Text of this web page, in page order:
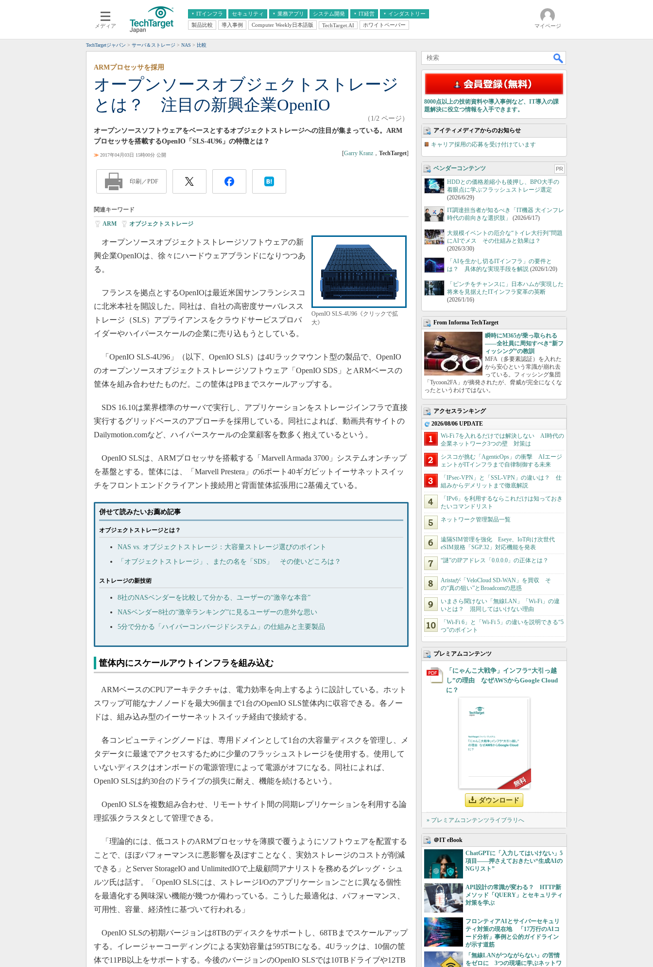
メディア
ITインフラ
クラウド
スマートモバイル
ネットワーク
システム運用管理
セキュリティ 業務アプリ
エンタープライズAI
ERP
情報系システム
システム開発 IT経営
経営とIT
インダストリー
医療IT
製品比較 導入事例 Computer Weekly日本語版 TechTarget.AI ホワイトペーパー マイページ
TechTargetジャパン サーバ＆ストレージ NAS 比較
オープンソースオブジェクトストレージ
とは？ 注目の新興企業OpenIO
ARMプロセッサを採用
（1/2 ページ）
オープンソースソフトウェアをベースとするオブジェクトストレージへの注目が集まっている。ARM
プロセッサを搭載するOpenIO「SLS-4U96」の特徴とは？
≫ 2017年04月03日 15時00分 公開 [Garry Kranz ， TechTarget]
印刷／PDF
関連キーワード
ARM オブジェクトストレージ
OpenIO SLS-4U96《クリックで拡
大》
オープンソースオブジェクトストレージソフトウェアの新
興企業OpenIOは、徐々にハードウェアブランドになりつつあ
る。
フランスを拠点とするOpenIOは最近米国サンフランシスコ
に北米本社を開設した。同社は、自社の高密度サーバレスス
トレージ（SLS）アプライアンスをクラウドサービスプロバ
イダーやハイパースケールの企業に売り込もうとしている。
「OpenIO SLS-4U96」（以下、OpenIO SLS）は4Uラックマウント型の製品で、OpenIO
のオープンソースオブジェクトストレージソフトウェア「OpenIO SDS」とARMベースの
筐体を組み合わせたものだ。この筐体はPBまでスケールアップする。
SDS 16.10は業界標準のサーバで実行し、アプリケーションをストレージインフラで直接
実行するグリッドベースのアプローチを採用している。同社によれば、動画共有サイトの
Dailymotion.comなど、ハイパースケールの企業顧客を数多く抱えているという。
OpenIO SLSは、ARMプロセッサを搭載する「Marvell Armada 3700」システムオンチップ
を基盤とする。筐体には、「Marvell Prestera」の6ポート40ギガビットイーサネットスイッ
チをフロントエンドクライアント接続用と背面筐体拡張用に2基備えている。
併せて読みたいお薦め記事
オブジェクトストレージとは？
NAS vs. オブジェクトストレージ：大容量ストレージ選びのポイント
「オブジェクトストレージ」、またの名を「SDS」 その使いどころは？
ストレージの新技術
8社のNASベンダーを比較して分かる、ユーザーの“激辛な本音”
NASベンダー8社の“激辛ランキング”に見るユーザーの意外な思い
5分で分かる「ハイパーコンバージドシステム」の仕組みと主要製品
筐体内にスケールアウトインフラを組み込む
ARMベースのCPUアーキテクチャは、電力効率を向上するように設計している。ホット
スワップ可能なナノノードを最大96個まで1台のOpenIO SLS筐体内に収容できる。各ノー
ドは、組み込み型のイーサーネットスイッチ経由で接続する。
各コンピューティングノードは、専用ドメインとして1台の大容量ディスクを管理し、メ
タデータに最速でアクセスするために少量のフラッシュストレージを使用する。使用して
いないディスクはオンボードの電源管理によって電源がオフになる。同社によれば、
OpenIO SLSは約30台のドライブの損失に耐え、機能を続けるという。
OpenIO SLSを複数組み合わせ、リモートサイト間の同期レプリケーションを利用する論
理拡張クラスタとして管理できる。
「理論的には、低コストのARMプロセッサを薄膜で覆うようにソフトウェアを配置する
ことで、ほぼパフォーマンスに悪影響を及ぼすことなく、実効ストレージのコストが削減
できる」とServer StorageIO and UnlimitedIOで上級顧問アナリストを務めるグレッグ・シュ
ルツ氏は話す。「OpenIO SLSには、ストレージI/Oのアプリケーションごとに異なる個性
を最適化する興味深い機能が幾つか備わっている。こうした最適化は、パフォーマンス、
可用性、容量、経済性に基づいて行われる」
OpenIO SLSの初期バージョンは8TBのディスクをサポートし、68TBまでスケールアップ
する。イレージャーコーディングによる実効容量は595TBになる。4Uラックは、10個の筐
体で11PB以上をサポートする。今後のバージョンのOpenIO SLSでは10TBドライブや12TB
8000点以上の技術資料や導入事例など、IT導入の課
題解決に役立つ情報を入手できます。
アイティメディアからのお知らせ
キャリア採用の応募を受け付けています
ベンダーコンテンツ PR
HDDとの価格差縮小も後押し、BPO大手の
着眼点に学ぶフラッシュストレージ選定
(2026/6/29)
IT調達担当者が知るべき「IT機器 大インフレ
時代の前向きな選択肢」
(2026/6/17)
大規模イベントの厄介な“トイレ大行列”問題
にAIでメス その仕組みと効果は？
(2026/3/30)
「AIを生かし切るITインフラ」の要件と
は？ 具体的な実現手段を解説 (2026/1/20)
「ピンチをチャンスに」日本ハムが実現した
将来を見据えたITインフラ変革の英断
(2026/1/16)
From Informa TechTarget
瞬時にM365が乗っ取られる
――全社員に周知すべき“新フ
ィッシング”の教訓
MFA（多要素認証）を入れた
から安心という常識が崩れ去
っている。フィッシング集団
「Tycoon2FA」が摘発されたが、脅威が完全になくな
ったというわけではない。
アクセスランキング
2026/08/06 UPDATE
Wi-Fi 7を入れるだけでは解決しない AI時代の
企業ネットワーク3つの壁 対策は
シスコが挑む「AgenticOps」の衝撃 AIエージ
ェントがITインフラまで自律制御する未来
「IPsec-VPN」と「SSL-VPN」の違いは？ 仕
組みからデメリットまで徹底解説
「IPv6」を利用するならこれだけは知っておき
たいコマンドリスト
ネットワーク管理製品一覧
遠隔SIM管理を強化 Eseye、IoT向け次世代
eSIM規格「SGP.32」対応機能を発表
“謎”のIPアドレス「0.0.0.0」の正体とは？
Aristaが「VeloCloud SD-WAN」を買収 そ
の“真の狙い”とBroadcomの思惑
いまさら聞けない「無線LAN」「Wi-Fi」の違
いとは？ 混同してはいけない理由
「Wi-Fi 6」と「Wi-Fi 5」の違いを説明できる“5
つ”のポイント
プレミアムコンテンツ
「にゃんこ大戦争」インフラ“大引っ越
し”の理由 なぜAWSからGoogle Cloud
に？
ダウンロード
» プレミアムコンテンツライブラリへ
＠IT eBook
ChatGPTに「入力してはいけない」5
項目――押さえておきたい“生成AIの
NGリスト”
API設計の常識が変わる？ HTTP新
メソッド「QUERY」とセキュリティ
対策を学ぶ
フロンティアAIとサイバーセキュリ
ティ対策の現在地 「17万行のAIコ
ード分析」事例と公的ガイドライン
が示す道筋
「無線LANがつながらない」の苦情
をゼロに 3つの現場に学ぶネットワ